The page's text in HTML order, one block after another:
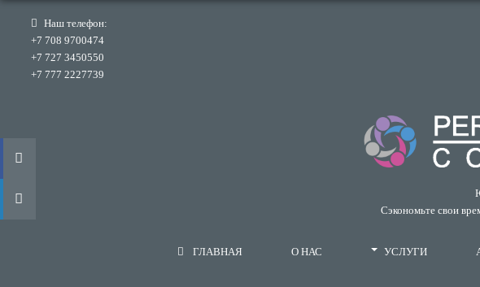
Наш телефон:
+7 708 9700474
+7 727 3450550
+7 777 2227739
Сэкономьте свои
ГЛАВНАЯ О НАС УСЛУГИ